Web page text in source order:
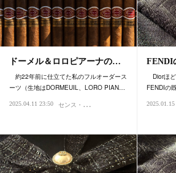
ドーメル＆ロロピアーナの…
約22年前に仕立てた私のフルオーダース
ーツ（生地はDORMEUIL、LORO PIAN…
2025.04.11 23:50 セ
ンス・感性 ファッション・スタイル・
FENDI
Diorほど
FENDIの